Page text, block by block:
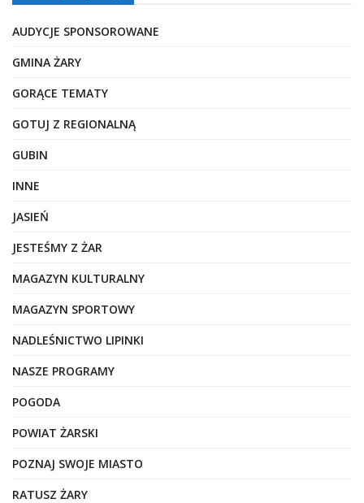
AUDYCJE SPONSOROWANE
GMINA ŻARY
GORĄCE TEMATY
GOTUJ Z REGIONALNĄ
GUBIN
INNE
JASIEŃ
JESTEŚMY Z ŻAR
MAGAZYN KULTURALNY
MAGAZYN SPORTOWY
NADLEŚNICTWO LIPINKI
NASZE PROGRAMY
POGODA
POWIAT ŻARSKI
POZNAJ SWOJE MIASTO
RATUSZ ŻARY